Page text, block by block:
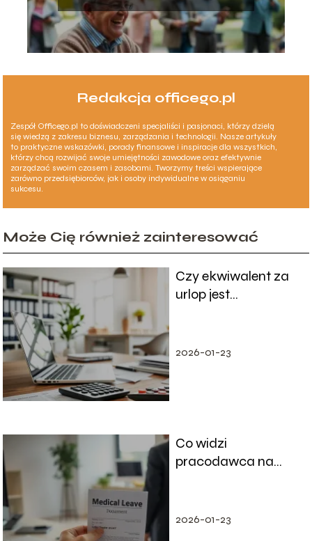
Redakcja officego.pl
Zespół Officego.pl to doświadczeni specjaliści i pasjonaci, którzy dzielą
się wiedzą z zakresu biznesu, zarządzania i technologii. Nasze artykuły
to praktyczne wskazówki, porady finansowe i inspiracje dla wszystkich,
którzy chcą rozwijać swoje umiejętności zawodowe oraz efektywnie
zarządzać swoim czasem i zasobami. Tworzymy treści wspierające
zarówno przedsiębiorców, jak i osoby indywidualne w osiąganiu
sukcesu.
Może Cię również zainteresować
Czy ekwiwalent za
urlop jest
2026-01-23
Co widzi
pracodawca na
2026-01-23